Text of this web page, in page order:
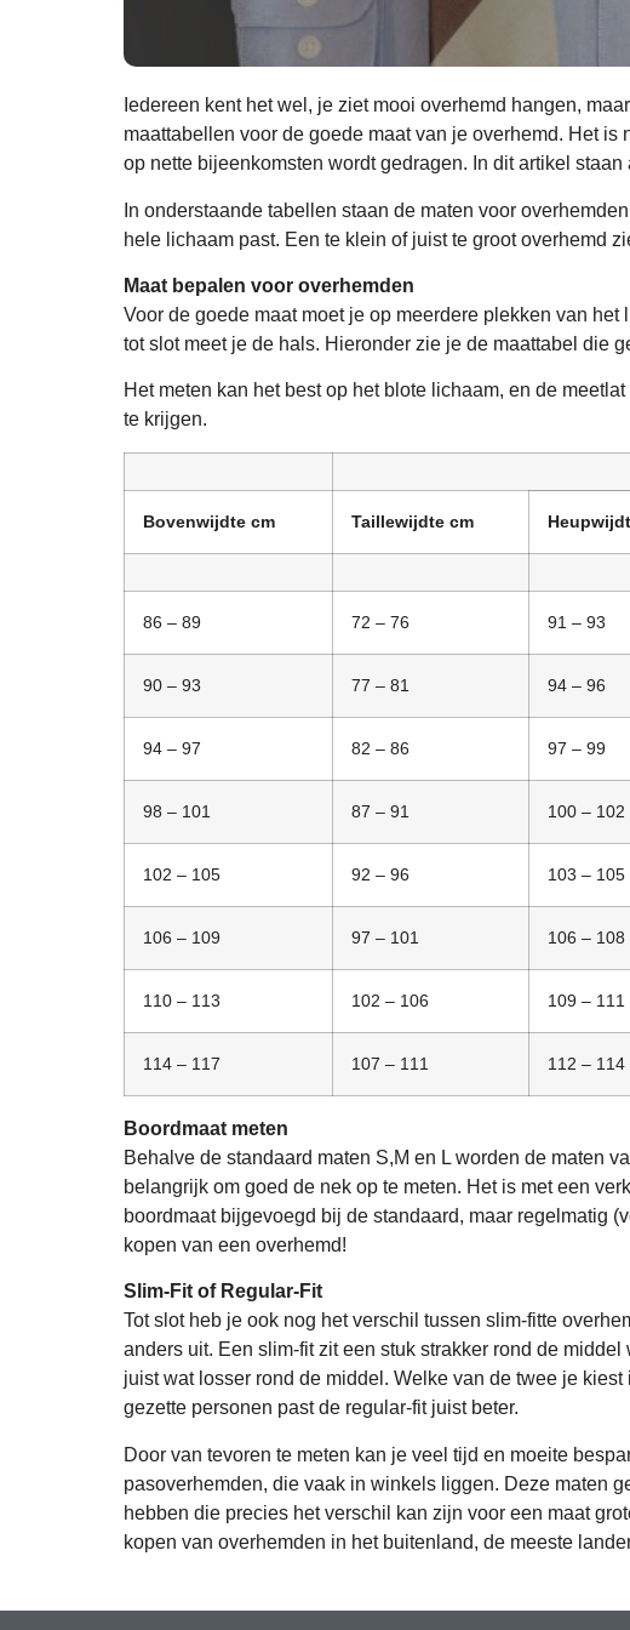
Iedereen kent het wel, je ziet mooi overhemd hangen,
maattabellen voor de goede maat van je overhemd. Het
op nette bijeenkomsten wordt gedragen. In dit artikel
In onderstaande tabellen staan de maten voor
hele lichaam past. Een te klein of juist te groot overhemd
Maat bepalen voor overhemden
Voor de goede maat moet je op meerdere plekken van
tot slot meet je de hals. Hieronder zie je de maattabel die
Het meten kan het best op het blote lichaam, en de
te krijgen.
Bovenwijdte cm Taillewijdte cm
86 – 89 72 – 76 91 – 93
90 – 93 77 – 81 94 – 96
94 – 97 82 – 86 97 – 99
98 – 101 87 – 91 100 – 102
102 – 105 92 – 96 103 – 105
106 – 109 97 – 101 106 – 108
110 – 113 102 – 106 109 – 111
114 – 117 107 – 111 112 – 114
Boordmaat meten
Behalve de standaard maten S,M en L worden de maten
belangrijk om goed de nek op te meten. Het is met een
boordmaat bijgevoegd bij de standaard, maar regelmatig
kopen van een overhemd!
Slim-Fit of Regular-Fit
Tot slot heb je ook nog het verschil tussen slim-fitte
anders uit. Een slim-fit zit een stuk strakker rond de
juist wat losser rond de middel. Welke van de twee je
gezette personen past de regular-fit juist beter.
Door van tevoren te meten kan je veel tijd en moeite
pasoverhemden, die vaak in winkels liggen. Deze maten
hebben die precies het verschil kan zijn voor een maat
kopen van overhemden in het buitenland, de meeste